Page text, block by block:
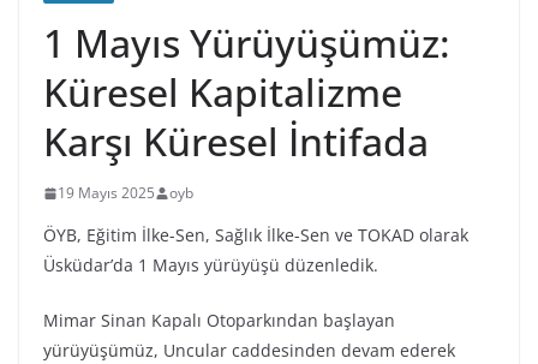
1 Mayıs Yürüyüşümüz:
Küresel Kapitalizme
Karşı Küresel İntifada
19 Mayıs 2025 oyb
ÖYB, Eğitim İlke-Sen, Sağlık İlke-Sen ve TOKAD olarak
Üsküdar’da 1 Mayıs yürüyüşü düzenledik.
Mimar Sinan Kapalı Otoparkından başlayan
yürüyüşümüz, Uncular caddesinden devam ederek